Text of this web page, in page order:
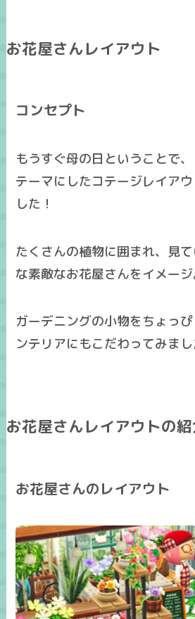
お花屋さんレイアウト
コンセプト
もうすぐ母の日ということで
テーマにしたコテージレイア
した！
たくさんの植物に囲まれ、見
な素敵なお花屋さんをイメージ
ガーデニングの小物をちょっ
ンテリアにもこだわってみま
お花屋さんレイアウトの
お花屋さんのレイアウト